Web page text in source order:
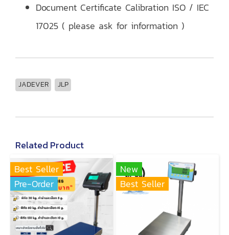
Document Certificate Calibration ISO / IEC
17025 ( please ask for information )
JADEVER JLP
Related Product
Best Seller
Pre-Order
New
Best Seller